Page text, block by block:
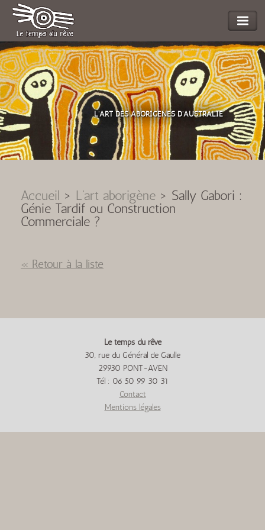
L'ART DES ABORIGENES D'AUSTRALIE
Accueil > L'art aborigène > Sally Gabori :
Génie Tardif ou Construction
Commerciale ?
« Retour à la liste
Le temps du rêve
30, rue du Général de Gaulle
29930 PONT-AVEN
Tél : 06 50 99 30 31
Contact
Mentions légales